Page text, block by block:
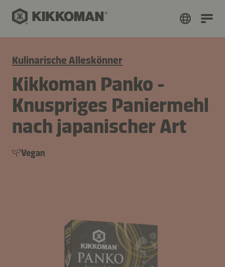
Kulinarische Alleskönner
Kikkoman Panko -
Knuspriges Paniermehl
nach japanischer Art
Vegan